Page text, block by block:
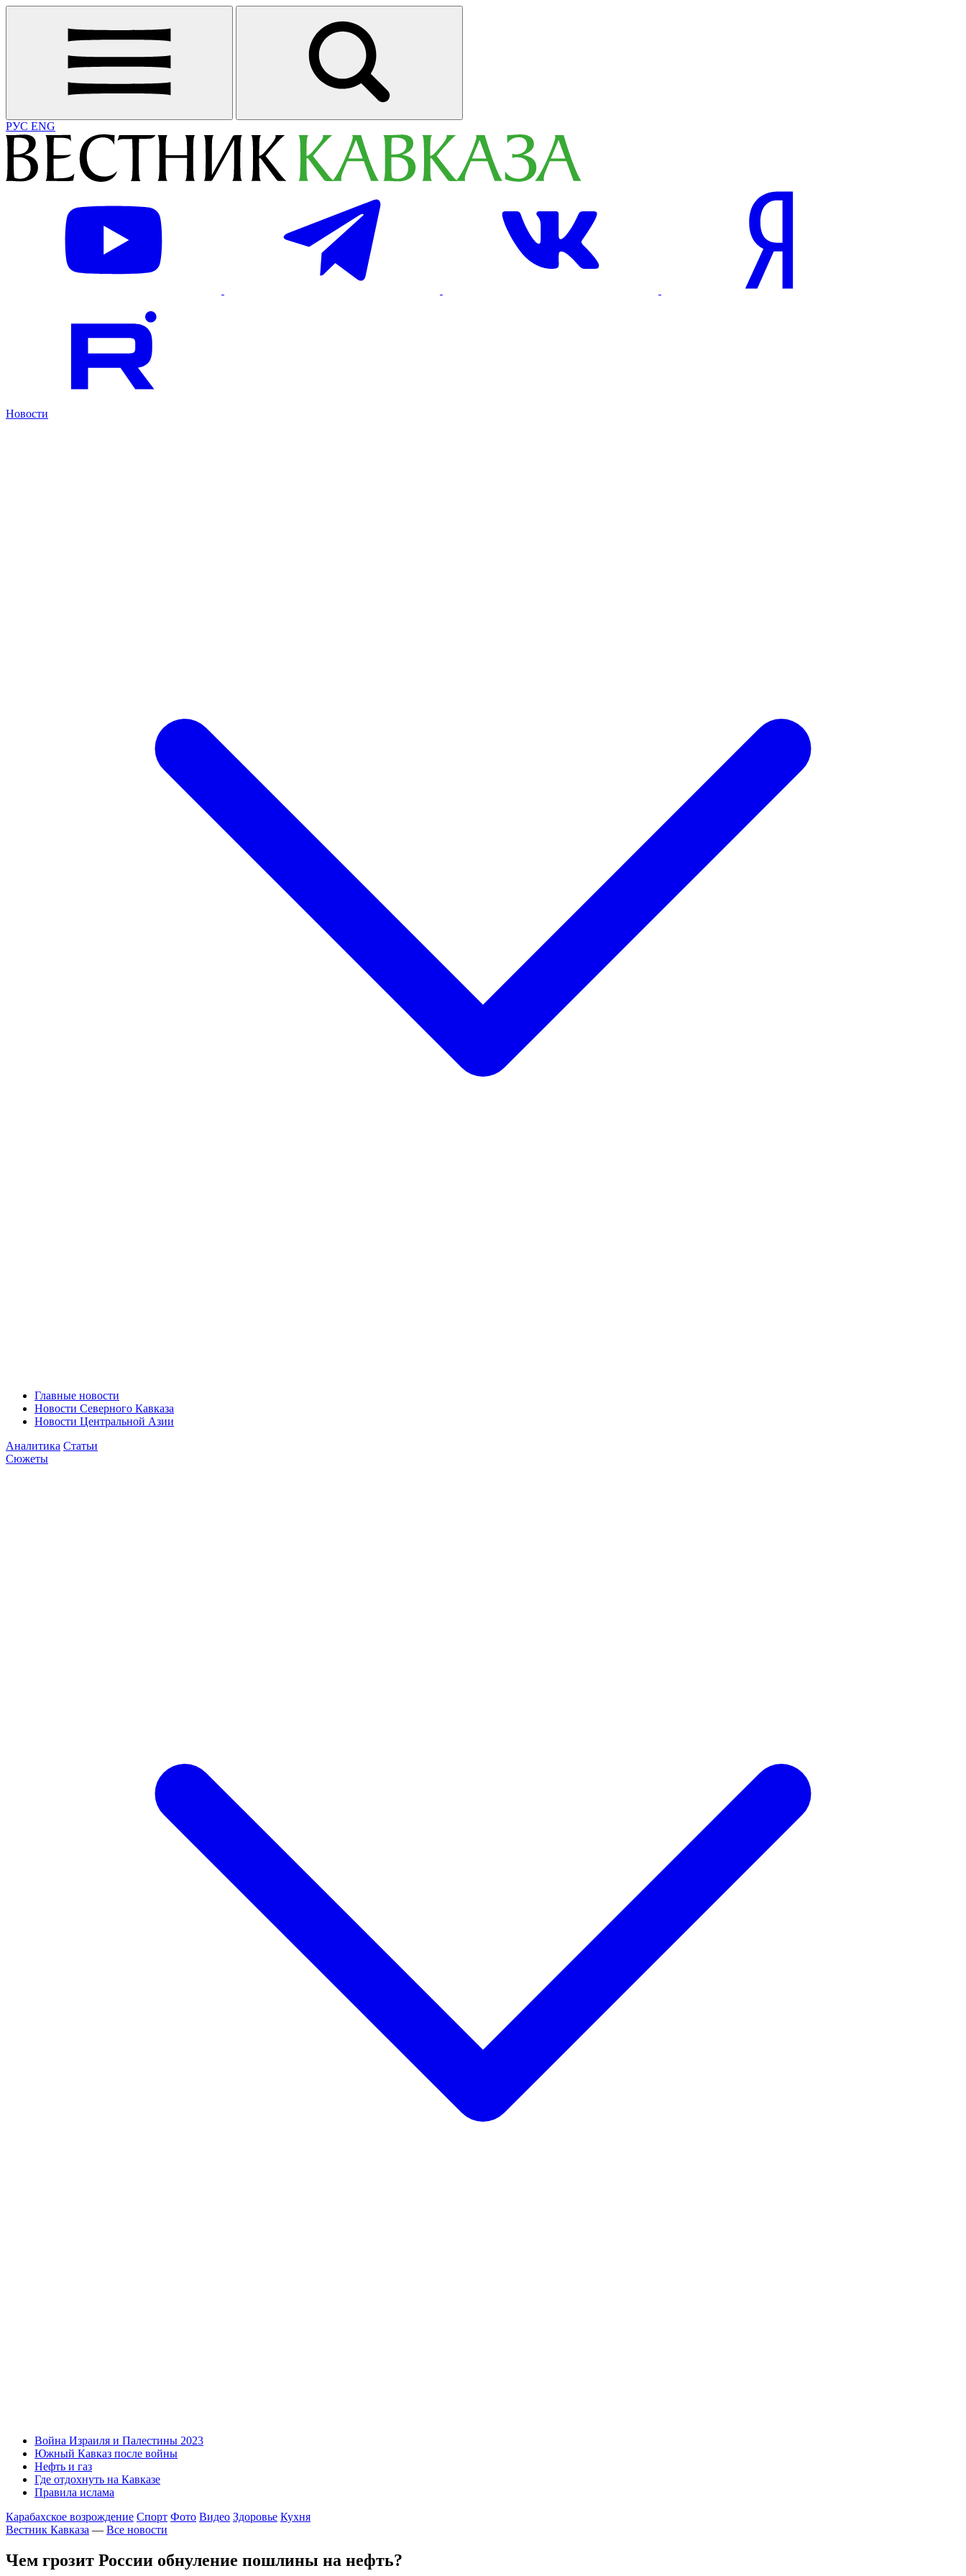
РУС ENG
Новости
Главные новости
Новости Северного Кавказа
Новости Центральной Азии
Аналитика Статьи
Сюжеты
Война Израиля и Палестины 2023
Южный Кавказ после войны
Нефть и газ
Где отдохнуть на Кавказе
Правила ислама
Карабахское возрождение Спорт Фото Видео Здоровье Кухня
Вестник Кавказа — Все новости
Чем грозит России обнуление пошлины на нефть?